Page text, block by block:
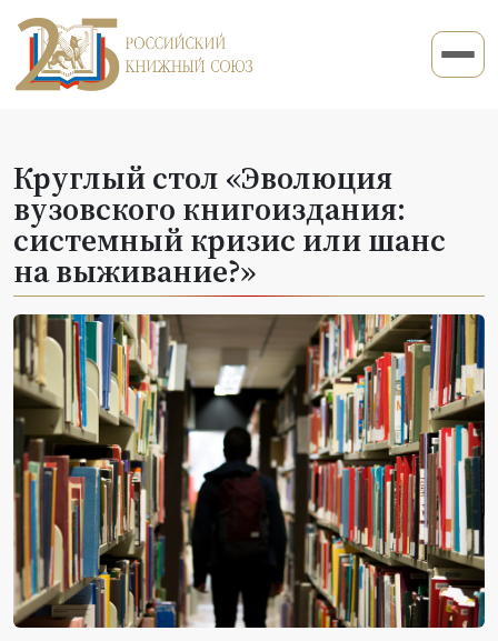
Круглый стол «Эволюция
вузовского книгоиздания:
системный кризис или шанс
на выживание?»